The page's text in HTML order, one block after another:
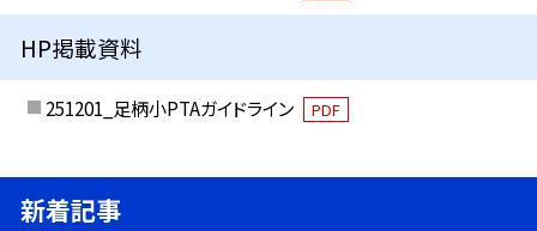
HP掲載資料
251201_足柄小PTAガイドライン PDF
新着記事